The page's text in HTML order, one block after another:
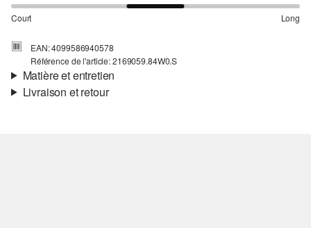
Court Long
EAN: 4099586940578
Référence de l'article: 2169059.84W0.S
Matière et entretien
Livraison et retour